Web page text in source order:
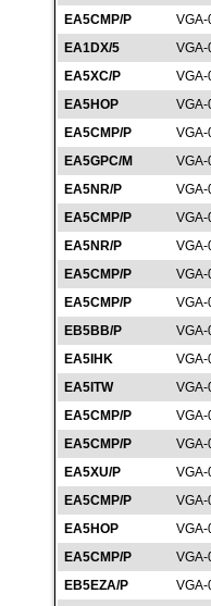
EA5CMP/P
EA1DX/5
EA5XC/P
EA5HOP
EA5CMP/P
EA5GPC/M
EA5NR/P
EA5CMP/P
EA5NR/P
EA5CMP/P
EA5CMP/P
EB5BB/P
EA5IHK
EA5ITW
EA5CMP/P
EA5CMP/P
EA5XU/P
EA5CMP/P
EA5HOP
EA5CMP/P
EB5EZA/P